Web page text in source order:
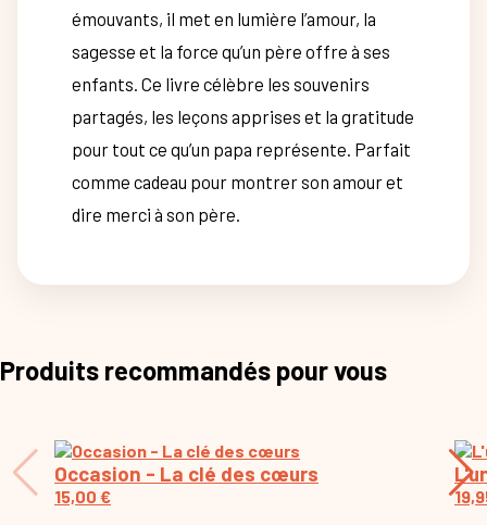
émouvants, il met en lumière l’amour, la
sagesse et la force qu’un père offre à ses
enfants. Ce livre célèbre les souvenirs
partagés, les leçons apprises et la gratitude
pour tout ce qu’un papa représente. Parfait
comme cadeau pour montrer son amour et
dire merci à son père.
Produits recommandés pour vous
Occasion - La clé des cœurs
15,00 €